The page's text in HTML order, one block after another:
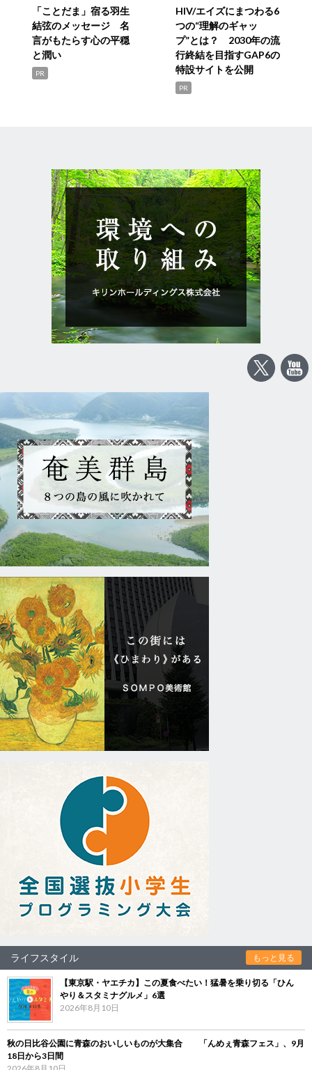
「ことだま」宿る羽生
結弦のメッセージ 名
言がもたらす心の平穏
と潤い
PR
HIV/エイズにまつわる6
つの“理解のギャッ
プ”とは？ 2030年の流
行終結を目指すGAP6の
特設サイトを公開
PR
ライフスタイル もっと見る
【東京駅・ヤエチカ】この夏食べたい！猛暑を乗り切る「ひん
やり＆スタミナグルメ」6選
2026年8月10日
秋の日比谷公園に青森のおいしいものが大集合 「んめぇ青森フェス」、9月
18日から3日間